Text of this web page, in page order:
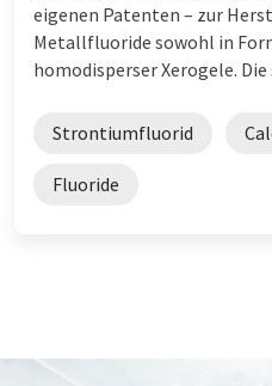
eigenen Patenten – zur
Metallfluoride sowohl in
homodisperser Xerogele. Die
Strontiumfluorid
Fluoride